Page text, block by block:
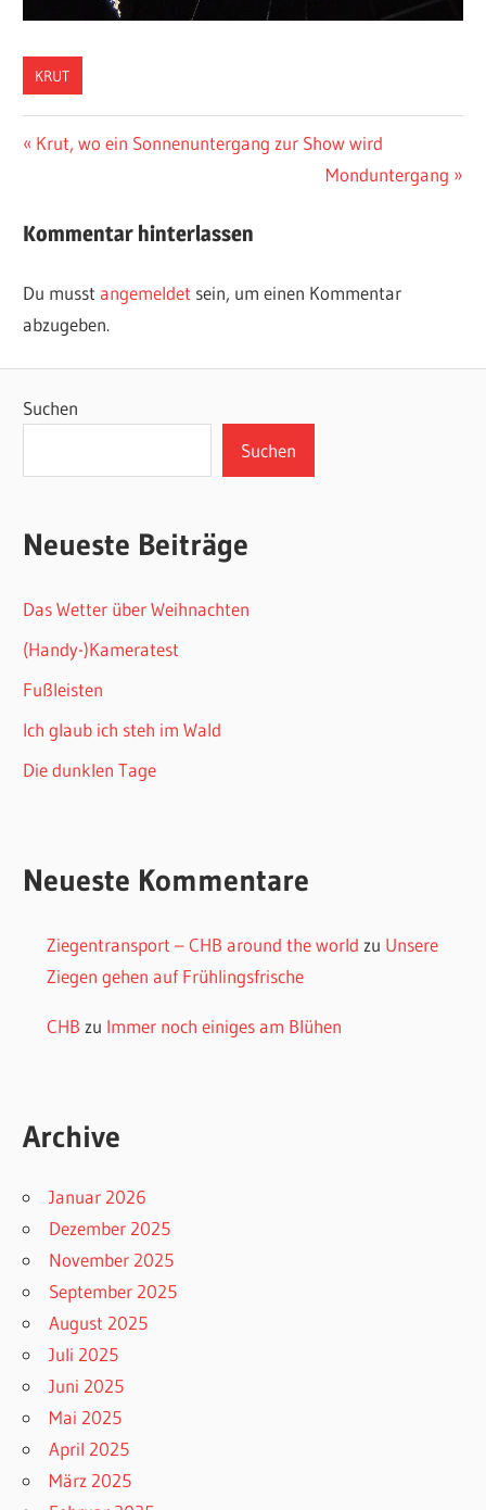
KRUT
Beitragsnavigation
Vorheriger
Krut, wo ein Sonnenuntergang zur Show wird
Nächster
Monduntergang
Kommentar hinterlassen
Du musstangemeldet sein, um einen Kommentar
abzugeben.
Suchen
Suchen
Neueste Beiträge
Das Wetter über Weihnachten
(Handy-)Kameratest
Fußleisten
Ich glaub ich steh im Wald
Die dunklen Tage
Neueste Kommentare
Ziegentransport – CHB around the world zu Unsere
Ziegen gehen auf Frühlingsfrische
CHB zu Immer noch einiges am Blühen
Archive
Januar 2026
Dezember 2025
November 2025
September 2025
August 2025
Juli 2025
Juni 2025
Mai 2025
April 2025
März 2025